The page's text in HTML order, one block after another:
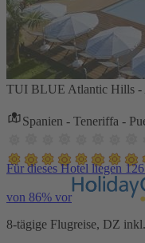
TUI BLUE Atlantic Hills -
Spanien - Teneriffa -
Für dieses Hotel liegen
von 86% vor
8-tägige Flugreise, DZ